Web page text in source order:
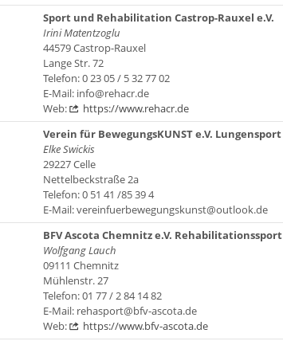
Sport und Rehabilitation Castrop-Rauxel e.V.
Irini Matentzoglu
44579 Castrop-Rauxel
Lange Str. 72
Telefon: 0 23 05 / 5 32 77 02
E-Mail: info@rehacr.de
Web:
https://www.rehacr.de
Verein für BewegungsKUNST e.V. Lungensport
Elke Swickis
29227 Celle
Nettelbeckstraße 2a
Telefon: 0 51 41 /85 39 4
E-Mail: vereinfuerbewegungskunst@outlook.de
BFV Ascota Chemnitz e.V. Rehabilitationssport
Wolfgang Lauch
09111 Chemnitz
Mühlenstr. 27
Telefon: 01 77 / 2 84 14 82
E-Mail: rehasport@bfv-ascota.de
Web:
https://www.bfv-ascota.de